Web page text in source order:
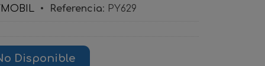
• Referencia: PY629
Disponible